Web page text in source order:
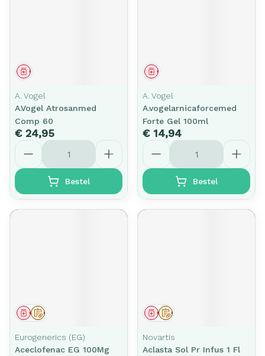
Geneesmiddel
A. Vogel
A.Vogel Atrosanmed
Comp 60
€ 24,95
Aantal
Bestel
Geneesmiddel
A. Vogel
A.vogelarnicaforcemed
Forte Gel 100ml
€ 14,94
Aantal
Bestel
Op voorschrift
Geneesmiddel
Eurogenerics (EG)
Aceclofenac EG 100Mg
Op voorschrift
Geneesmiddel
Novartis
Aclasta Sol Pr Infus 1 Fl